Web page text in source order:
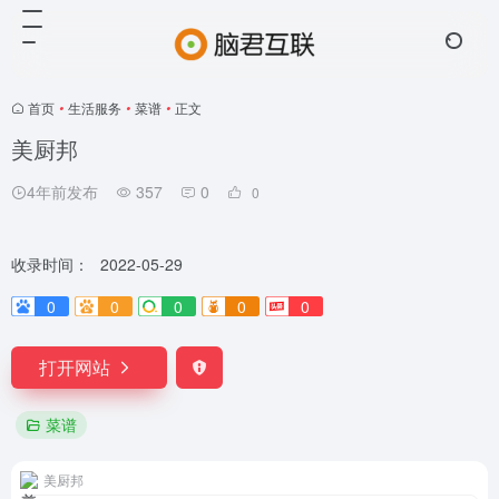
首页 • 生活服务 • 菜谱 • 正文
美厨邦
4年前发布 357 0 0
收录时间：
2022-05-29
0
0 0 0 0
打开网站
菜谱
美厨邦